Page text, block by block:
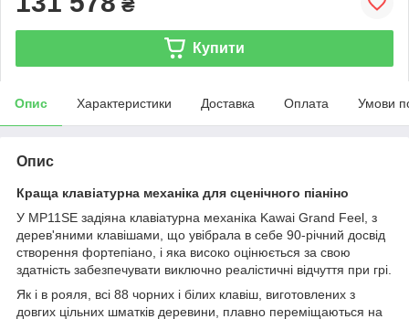
₴
Купити
Опис Характеристики Доставка Оплата Умови
Опис
Краща клавіатурна механіка для сценічного піаніно
У MP11SE задіяна клавіатурна механіка Kawai Grand Feel, з
дерев'яними клавішами, що увібрала в себе 90-річний досвід
створення фортепіано, і яка високо оцінюється за свою
здатність забезпечувати виключно реалістичні відчуття при грі.
Як і в рояля, всі 88 чорних і білих клавіш, виготовлених з
довгих цільних шматків деревини, плавно переміщаються на